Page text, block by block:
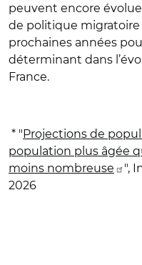
peuvent encore
de politique migratoire
prochaines années
déterminant dans
France.
* "Projections de
population plus âgée
moins nombreuse
",
2026